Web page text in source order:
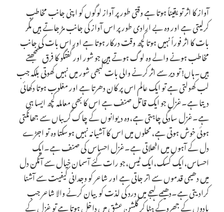
آواز کا اثر تو یقیناً ہوتا ہے وقتی طور پر آواز لوگوں کو اپنی جانب مخاطب
کرلیتی ہے اور وہ بے ارادی طور پر اس آواز کی جانب مڑ جاتے ہیں مگر
بات کا اثر فوراً نہیں ہوتا کچھ وقت درکار ہوتا ہے اور اس بات کی جانب
مخاطب ہونے والے وہ لوگ ہوتے ہیں جو شور اور گفتگو کا فرق سمجھتے
ہیں۔ہاں! تو دیر سے اثر کرنے والی بات کبھی شور میں نہیں کھوتی بلکہ جب
لب کھولتی ہے تو ایک عالم اس پر کان دھرتا ہے اور مغلوب ہوتا دکھائی
دیتا ہے۔غزل جو ایک قاتل صنف ہے اس کا بھی معاملہ کچھ ایسا ہی
ہے۔غزل سادگی چاہتی ہے،وہ دیوانوں کے چاک گریباں سے جھانکتی
ہوئی خوش ہوتی ہے،محلوں میں اس کا آشیانہ نہیں ہوسکتا وہ تو اجڑے
دل کے آہوں میں اٹھلاتی ہے۔غزل احساس کی صنف ہے۔ایک
احساس،ایک کسک،ایک ٹیس،جو رات گئے آسمان خیال سے آنگن دل
میں دھیمی قدموں سے اتر جاتی ہے اور شاعر کو وجدانی کیفیت سے آشنا
کرادیتی ہے۔دھیمے لہجے میں درد کی لذت کو بیان کرنے والا شاعر جب
یادوں کے جھروکے ہٹا کر گلشن عشق میں داخل ہوتا ہے تو غزل کے